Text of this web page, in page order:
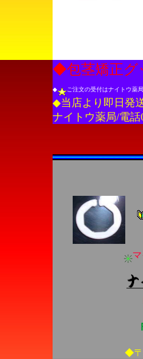
◆包茎矯正グ
◆ ご注文の受付はナイトウ薬
◆当店より即日発
ナイトウ薬局/電話
◆